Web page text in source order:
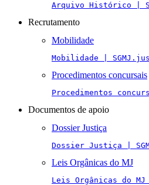
Arquivo Histórico |
Recrutamento
Mobilidade
Mobilidade |
Procedimentos concursais
Procedimentos
Documentos de apoio
Dossier Justiça
Dossier Justiça |
Leis Orgânicas do MJ
Leis Orgânicas do